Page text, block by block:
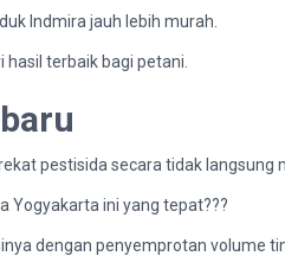
Indmira jauh lebih murah.
terbaik bagi petani.
pestisida secara tidak langsung
Yogyakarta ini yang tepat???
dengan penyemprotan volume